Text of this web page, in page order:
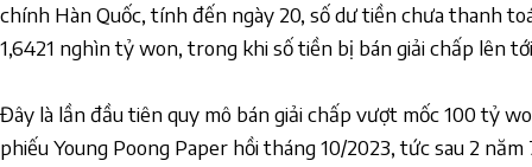
chính Hàn Quốc, tính đến ngày 20, số dư tiền chưa thanh
1,6421 nghìn tỷ won, trong khi số tiền bị bán giải chấp lên
Đây là lần đầu tiên quy mô bán giải chấp vượt mốc 100 tỷ
phiếu Young Poong Paper hồi tháng 10/2023, tức sau 2 năm